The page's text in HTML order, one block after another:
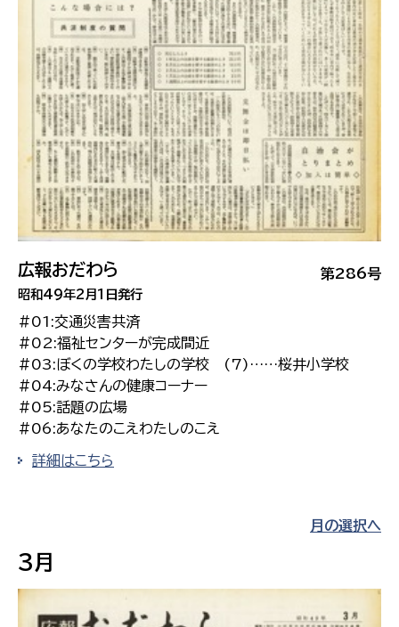
第286号
広報おだわら
昭和49年2月1日発行
#01:交通災害共済
#02:福祉センターが完成間近
#03:ぼくの学校わたしの学校 (7)……桜井小学校
#04:みなさんの健康コーナー
#05:話題の広場
#06:あなたのこえわたしのこえ
詳細はこちら
月の選択へ
3月